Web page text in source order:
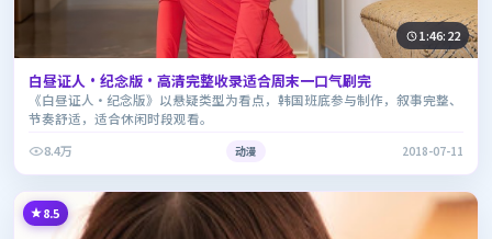
1:46:22
白昼证人·纪念版·高清完整收录适合周末一口气刷完
《白昼证人·纪念版》以悬疑类型为看点，韩国班底参与制作，叙事完整、
节奏舒适，适合休闲时段观看。
8.4万
动漫 2018-07-11
8.5